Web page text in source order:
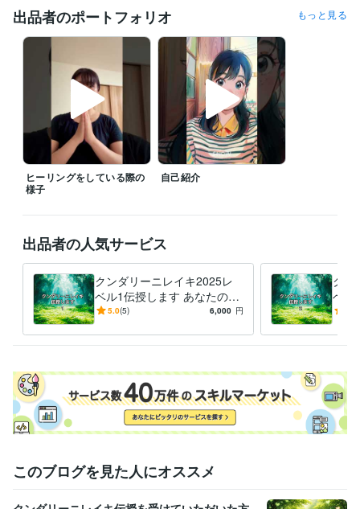
出品者のポートフォリオ もっと見る
ヒーリングをしている際の
様子
自己紹介
出品者の人気サービス
クンダリーニレイキ2025レ
ベル1伝授します あなたのチ
ャクラやエネルギー状態の詳
5.0(5) 6,000 円
クン
ベル
ャク
このブログを見た人にオススメ